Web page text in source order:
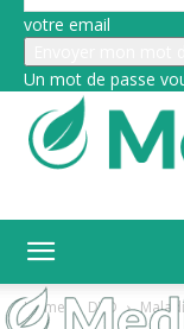
votre email
Un mot de passe
Home DVD